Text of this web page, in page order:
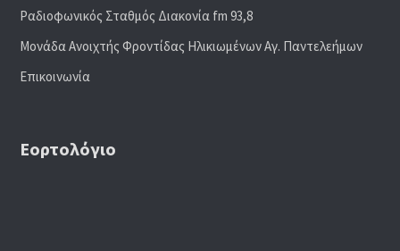
Ραδιoφωνικός Σταθμός Διακονία fm 93,8
Μονάδα Ανοιχτής Φροντίδας Ηλικιωμένων Αγ. Παντελεήμων
Επικοινωνία
Εορτολόγιο